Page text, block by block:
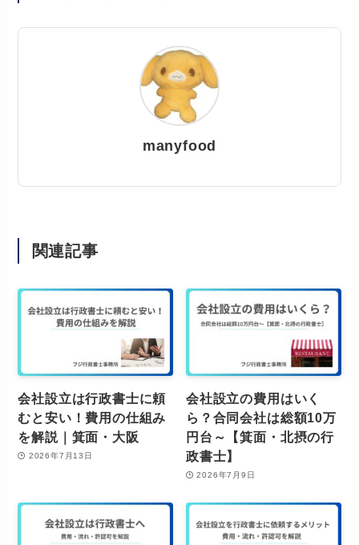
manyfood
関連記事
会社設立は行政書士に頼
むと安い！費用の仕組み
を解説｜箕面・大阪
2026年7月13日
会社設立の費用はいく
ら？合同会社は総額10万
円台～【箕面・北摂の行
政書士】
2026年7月9日